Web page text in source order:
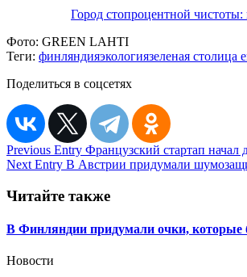
Город стопроцентной
Фото: GREEN LAHTI
Теги: финляндияэкологиязеленая столица
Поделиться в соцсетях
Навигация
по
записям
Previous Entry Французский стартап
Next Entry В Австрии придумали
Читайте также
В Финляндии придумали очки, которые
Новости